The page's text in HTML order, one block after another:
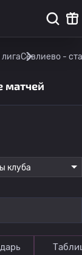
Севлиево -
матчей
клуба